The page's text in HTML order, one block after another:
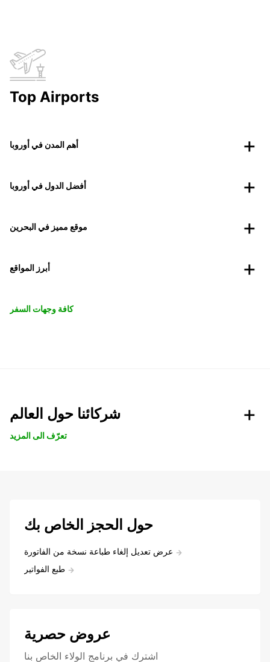
Top Airports
أهم المدن في أوروبا
أفضل الدول في أوروبا
موقع مميز في البحرين
أبرز المواقع
كافة وجهات السفر
شركائنا حول العالم
تعرّف الى المزيد
حول الحجز الخاص بك
عرض تعديل إلغاء طباعة نسخة من الفاتورة
طبع الفواتير
عروض حصرية
اشترك في برنامج الولاء الخاص بنا